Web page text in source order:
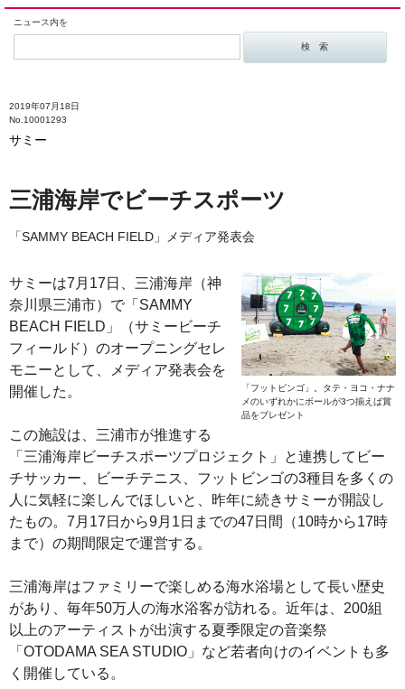
ニュース内を
2019年07月18日
No.10001293
サミー
三浦海岸でビーチスポーツ
「SAMMY BEACH FIELD」メディア発表会
「フットビンゴ」。タテ・ヨコ・ナナ
メのいずれかにボールが3つ揃えば賞
品をプレゼント
サミーは7月17日、三浦海岸（神
奈川県三浦市）で「SAMMY
BEACH FIELD」（サミービーチ
フィールド）のオープニングセレ
モニーとして、メディア発表会を
開催した。
この施設は、三浦市が推進する
「三浦海岸ビーチスポーツプロジェクト」と連携してビー
チサッカー、ビーチテニス、フットビンゴの3種目を多くの
人に気軽に楽しんでほしいと、昨年に続きサミーが開設し
たもの。7月17日から9月1日までの47日間（10時から17時
まで）の期間限定で運営する。
三浦海岸はファミリーで楽しめる海水浴場として長い歴史
があり、毎年50万人の海水浴客が訪れる。近年は、200組
以上のアーティストが出演する夏季限定の音楽祭
「OTODAMA SEA STUDIO」など若者向けのイベントも多
く開催している。